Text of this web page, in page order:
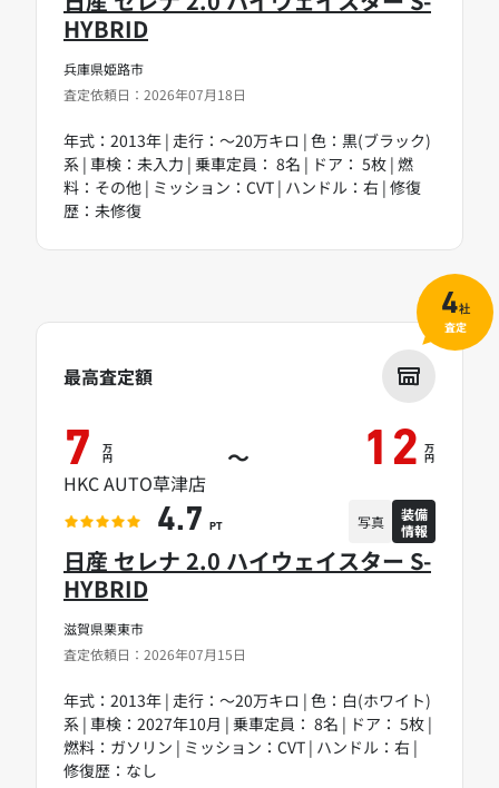
兵庫県姫路市
査定依頼日：2026年07月18日
HYBRID
年式：2013年 | 走行：～20万キロ | 色：黒(ブラック)
系 | 車検：未入力 | 乗車定員： 8名 | ドア： 5枚 | 燃
料：その他 | ミッション：CVT | ハンドル：右 | 修復
歴：未修復
滋賀県栗東市
査定依頼日：2026年07月15日
日産 セレナ 2.0 ハイウェイスター S-
HYBRID
年式：2013年 | 走行：～20万キロ | 色：白(ホワイト)
系 | 車検：2027年10月 | 乗車定員： 8名 | ドア： 5枚 |
燃料：ガソリン | ミッション：CVT | ハンドル：右 |
修復歴：なし
最高査定額
7 万
円 ～ 12 万
円
HKC AUTO草津店
4.7 PT 写真
装備
情報
4社
査定